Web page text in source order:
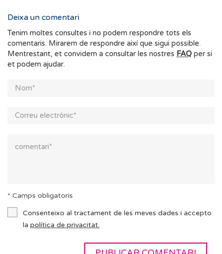
Deixa un comentari
Tenim moltes consultes i no podem respondre tots els
comentaris. Mirarem de respondre així que sigui possible.
Mentrestant, et convidem a consultar les nostres FAQ per si
et podem ajudar.
* Camps obligatoris
Consenteixo al tractament de les meves dades i accepto
la política de privacitat.